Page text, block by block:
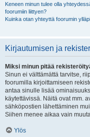
Keneen minun tulee olla
foorumiin liittyen?
Kuinka otan yhteyttä foorumin
Kirjautumisen ja
Miksi minun pitää
Sinun ei välttämättä tarvitse,
foorumilla kirjoittamiseen
antaa sinulle lisää
käytettävissä. Näitä ovat mm.
sähköpostien lähettäminen
Siihen menee aikaa vain
Ylös